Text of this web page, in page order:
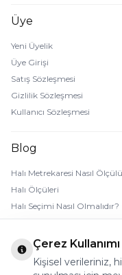
Üye
Yeni Üyelik
Üye Girişi
Satış Sözleşmesi
Gizlilik Sözleşmesi
Kullanıcı Sözleşmesi
Blog
Halı Metrekaresi Nasıl
Halı Ölçüleri
Halı Seçimi Nasıl Olmalıdır?
Halı Rengi Nasıl Seçilir?
Halı Temizliği Nasıl Yapılır?
Bebek Halı Temizliği Nasıl
7 Adımda Halı Lekesi
Çerez Kullanımı
Kişisel verileriniz,